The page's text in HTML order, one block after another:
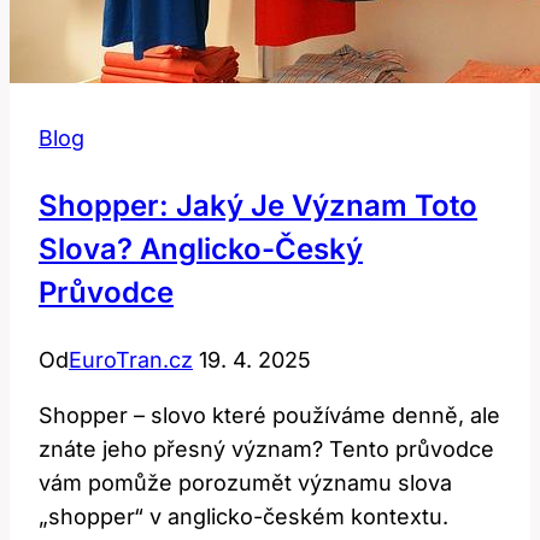
Blog
Shopper: Jaký Je Význam Toto
Slova? Anglicko-Český
Průvodce
OdEuroTran.cz 19. 4. 2025
Shopper – slovo které používáme denně, ale
znáte jeho přesný význam? Tento průvodce
vám pomůže porozumět významu slova
„shopper“ v anglicko-českém kontextu.